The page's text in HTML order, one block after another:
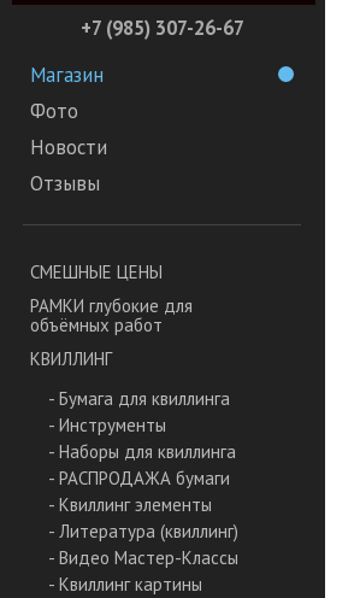
+7 (985) 307-26-67
Магазин
Фото
Новости
Отзывы
СМЕШНЫЕ ЦЕНЫ
РАМКИ глубокие для
объёмных работ
КВИЛЛИНГ
- Бумага для квиллинга
- Инструменты
- Наборы для квиллинга
- РАСПРОДАЖА бумаги
- Квиллинг элементы
- Литература (квиллинг)
- Видео Мастер-Классы
- Квиллинг картины